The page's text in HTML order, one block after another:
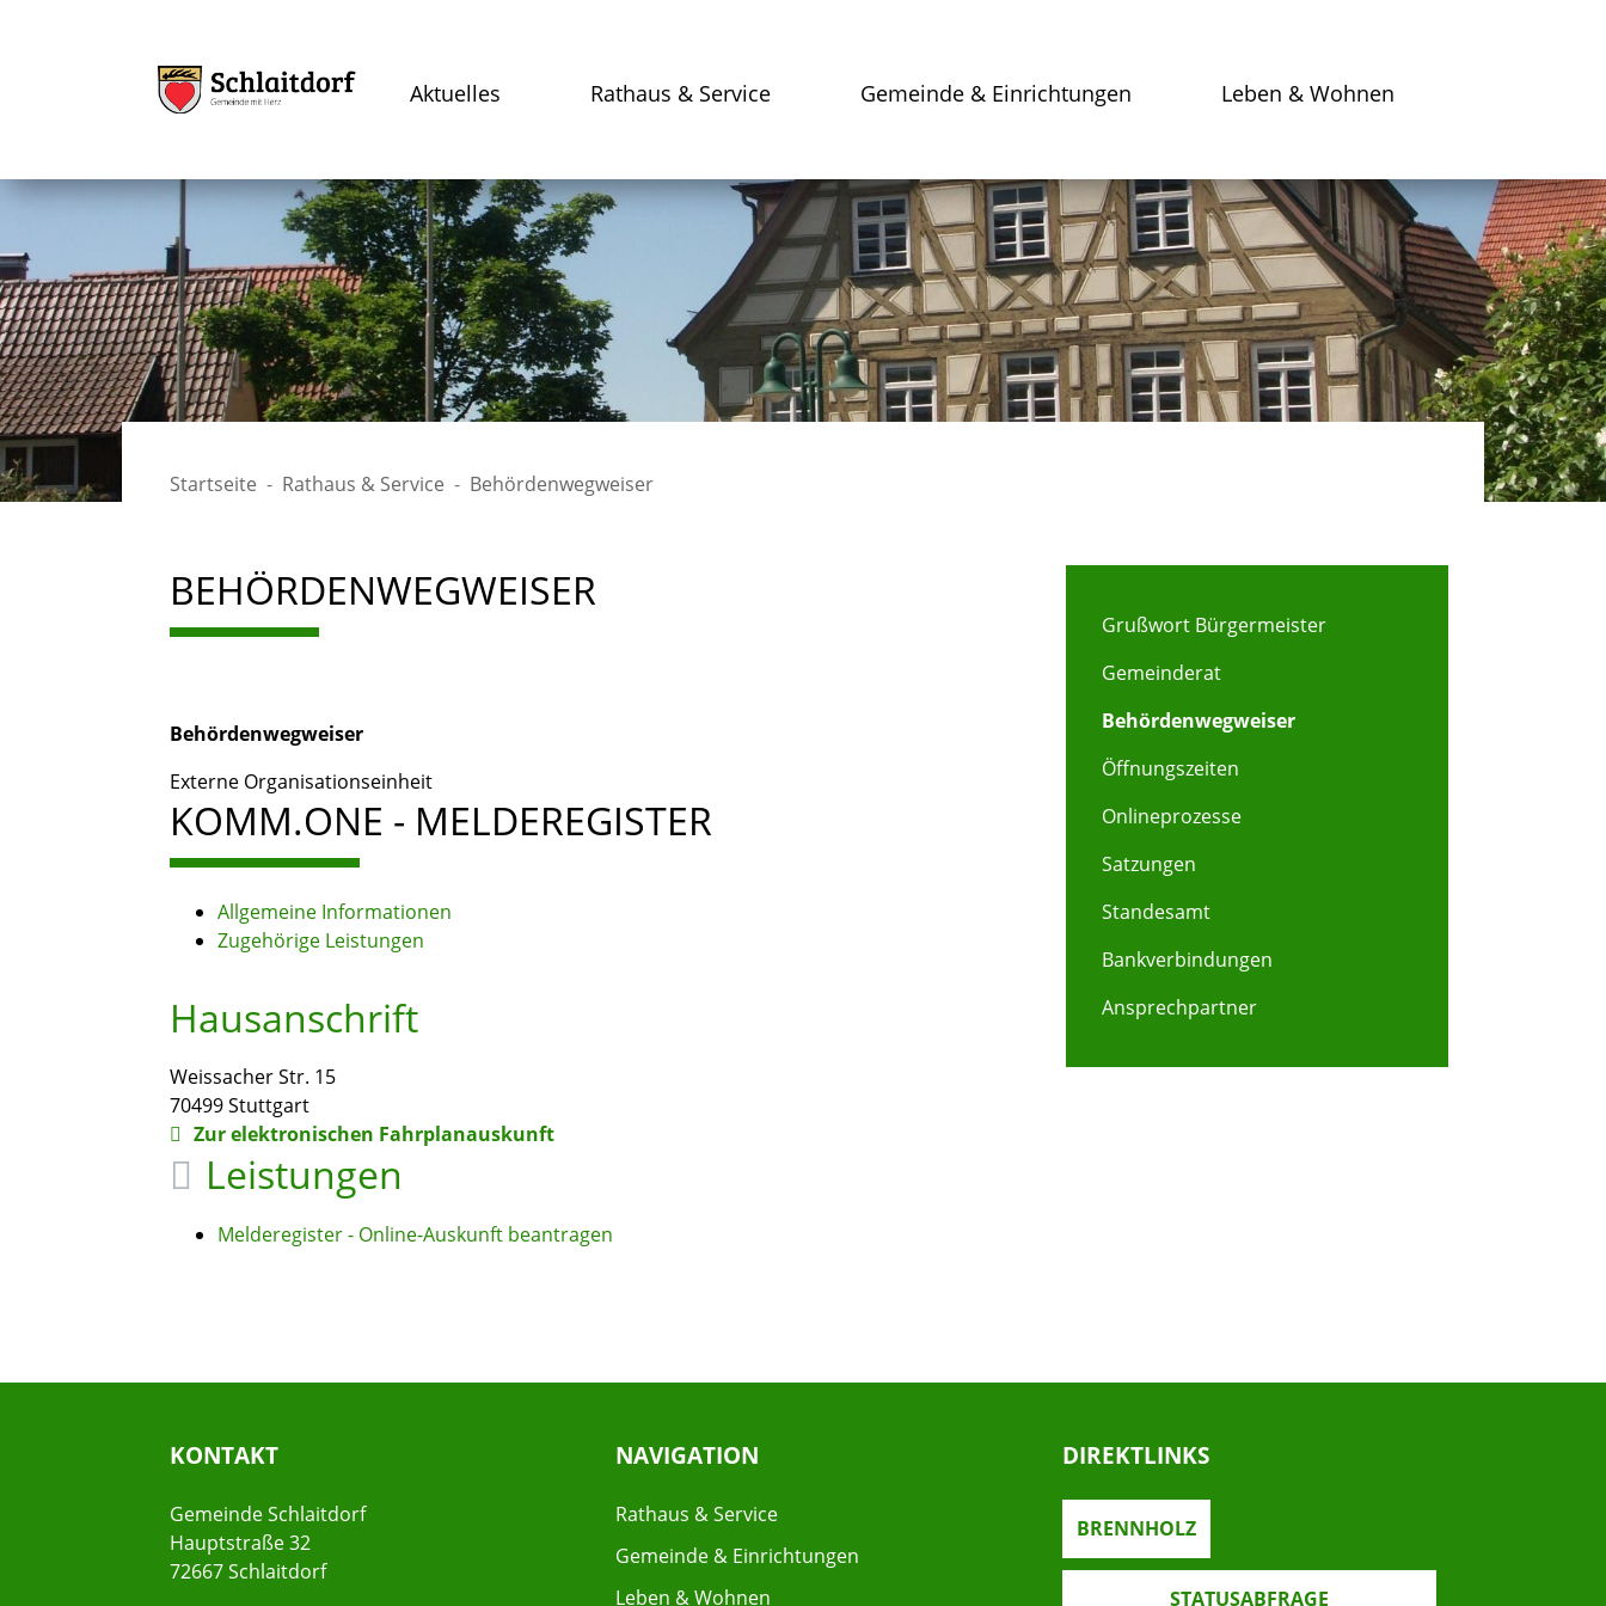
Aktuelles Rathaus & Service Gemeinde & Einrichtungen Leben & Wohnen
Startseite Rathaus & Service Behördenwegweiser
BEHÖRDENWEGWEISER
Behördenwegweiser
Externe Organisationseinheit
KOMM.ONE - MELDEREGISTER
Allgemeine Informationen
Zugehörige Leistungen
Hausanschrift
Weissacher Str. 15
70499Stuttgart
Zur elektronischen Fahrplanauskunft
Leistungen
Melderegister - Online-Auskunft beantragen
Grußwort Bürgermeister
Gemeinderat
Behördenwegweiser
Öffnungszeiten
Onlineprozesse
Satzungen
Standesamt
Bankverbindungen
Ansprechpartner
KONTAKT
Gemeinde Schlaitdorf
Hauptstraße 32
72667 Schlaitdorf
NAVIGATION
Rathaus & Service
Gemeinde & Einrichtungen
Leben & Wohnen
DIREKTLINKS
BRENNHOLZ
STATUSABFRAGE